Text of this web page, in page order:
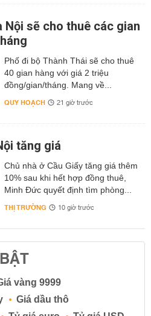
Nội sẽ cho thuê các gian
Phố đi bộ Thành Thái sẽ cho thuê
40 gian hàng với giá 2 triệu
đồng/gian/tháng. Mang về...
QUY HOẠCH 21 giờ trước
tăng giá
Chủ nhà ở Cầu Giấy tăng giá thêm
10% sau khi hết hợp đồng thuê,
Minh Đức quyết định tìm phòng...
THỊ TRƯỜNG 10 giờ trước
vàng 9999
Giá dầu thô